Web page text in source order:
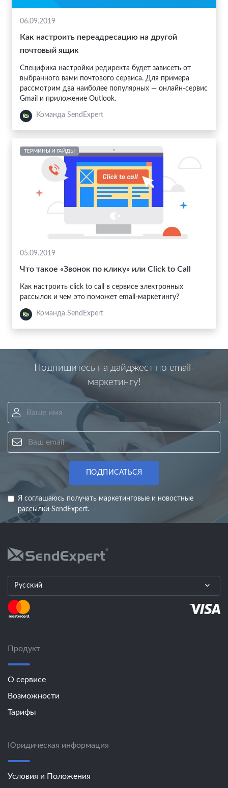
06.09.2019
Как настроить переадресацию на другой
почтовый ящик
Специфика настройки редиректа будет зависеть от
выбранного вами почтового сервиса. Для примера
рассмотрим два наиболее популярных — онлайн-сервис
Gmail и приложение Outlook.
Команда SendExpert
ТЕРМИНЫ И ГАЙДЫ
05.09.2019
Что такое «Звонок по клику» или Click to Call
Как настроить click to call в сервисе электронных
рассылок и чем это поможет email-маркетингу?
Команда SendExpert
Подпишитесь на дайджест по email-
маркетингу!
ПОДПИСАТЬСЯ
Я соглашаюсь получать маркетинговые и новостные
рассылки SendExpert.
Русский
Продукт
О сервисе
Возможности
Тарифы
Юридическая информация
Условия и Положения